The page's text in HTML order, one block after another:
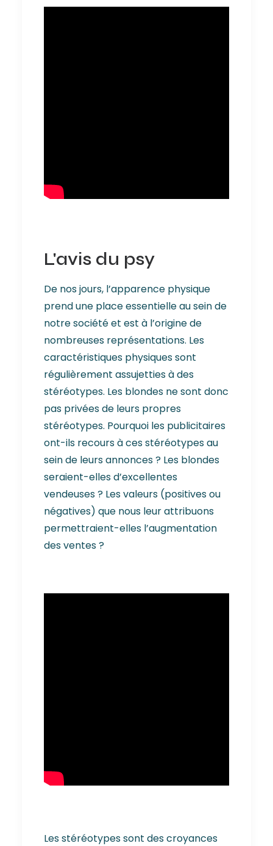
L'avis du psy
De nos jours, l’apparence physique
prend une place essentielle au sein de
notre société et est à l’origine de
nombreuses représentations. Les
caractéristiques physiques sont
régulièrement assujetties à des
stéréotypes. Les blondes ne sont donc
pas privées de leurs propres
stéréotypes. Pourquoi les publicitaires
ont-ils recours à ces stéréotypes au
sein de leurs annonces ? Les blondes
seraient-elles d’excellentes
vendeuses ? Les valeurs (positives ou
négatives) que nous leur attribuons
permettraient-elles l’augmentation
des ventes ?
Les stéréotypes sont des croyances